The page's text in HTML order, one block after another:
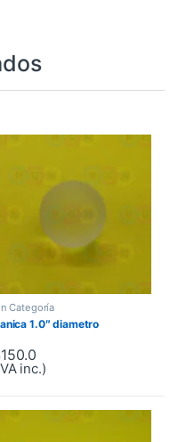
Categoría
1.0″ diametro
150.0
inc.)